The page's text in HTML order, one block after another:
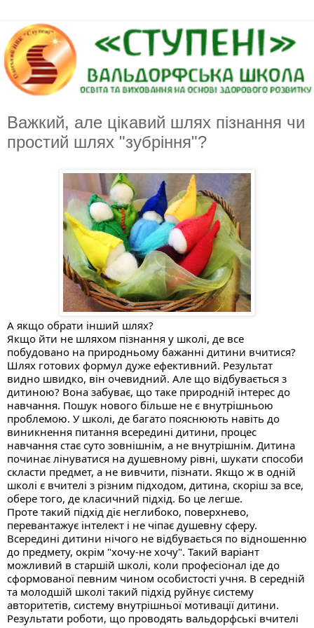
Важкий, але цікавий шлях пізнання чи
простий шлях "зубріння"?
А якщо обрати інший шлях?
Якщо йти не шляхом пізнання у школі, де все
побудовано на природньому бажанні дитини вчитися?
Шлях готових формул дуже ефективний. Результат
видно швидко, він очевидний. Але що відбувається з
дитиною? Вона забуває, що таке природній інтерес до
навчання. Пошук нового більше не є внутрішньою
проблемою. У школі, де багато пояснюють навіть до
виникнення питання всередині дитини, процес
навчання стає суто зовнішнім, а не внутрішнім. Дитина
починає лінуватися на душевному рівні, шукати способи
скласти предмет, а не вивчити, пізнати. Якщо ж в одній
школі є вчителі з різним підходом, дитина, скоріш за все,
обере того, де класичний підхід. Бо це легше.
Проте такий підхід діє неглибоко, поверхнево,
перевантажує інтелект і не чіпає душевну сферу.
Всередині дитини нічого не відбувається по відношенню
до предмету, окрім "хочу-не хочу". Такий варіант
можливий в старшій школі, коли професіонал іде до
сформованої певним чином особистості учня. В середній
та молодшій школі такий підхід руйнує систему
авторитетів, систему внутрішньої мотивації дитини.
Результати роботи, що проводять вальдорфські вчителі